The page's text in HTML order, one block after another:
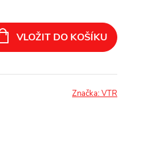
VLOŽIT DO KOŠÍKU
Značka:VTR